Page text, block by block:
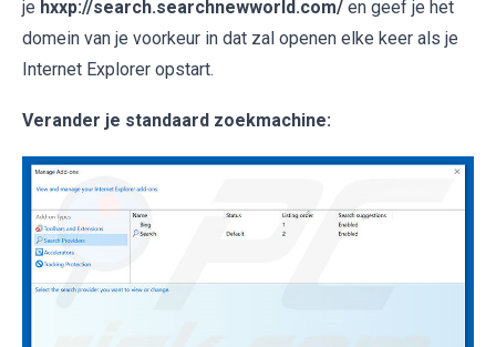
je hxxp://search.searchnewworld.com/ en geef je het
domein van je voorkeur in dat zal openen elke keer als je
Internet Explorer opstart.
Verander je standaard zoekmachine: